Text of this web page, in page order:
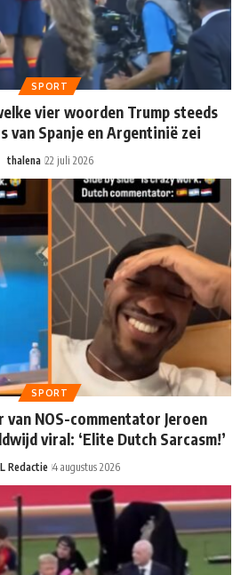
SPORT
vier woorden Trump steeds
van Spanje en Argentinië zei
thalena 22 juli 2026
SPORT
van NOS-commentator Jeroen
viral: ‘Elite Dutch Sarcasm!’
Redactie 4 augustus 2026